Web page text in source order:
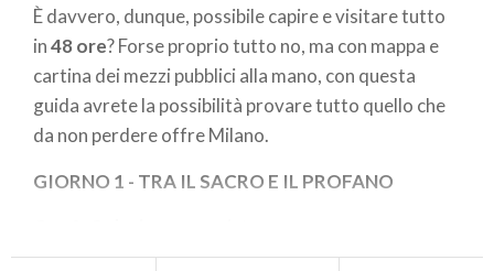
È davvero, dunque, possibile capire e visitare tutto
in48 ore? Forse proprio tutto no, ma con mappa e
cartina dei mezzi pubblici alla mano, con questa
guida avrete la possibilità provare tutto quello che
da non perdere offre Milano.
GIORNO 1 - TRA IL SACRO E IL PROFANO